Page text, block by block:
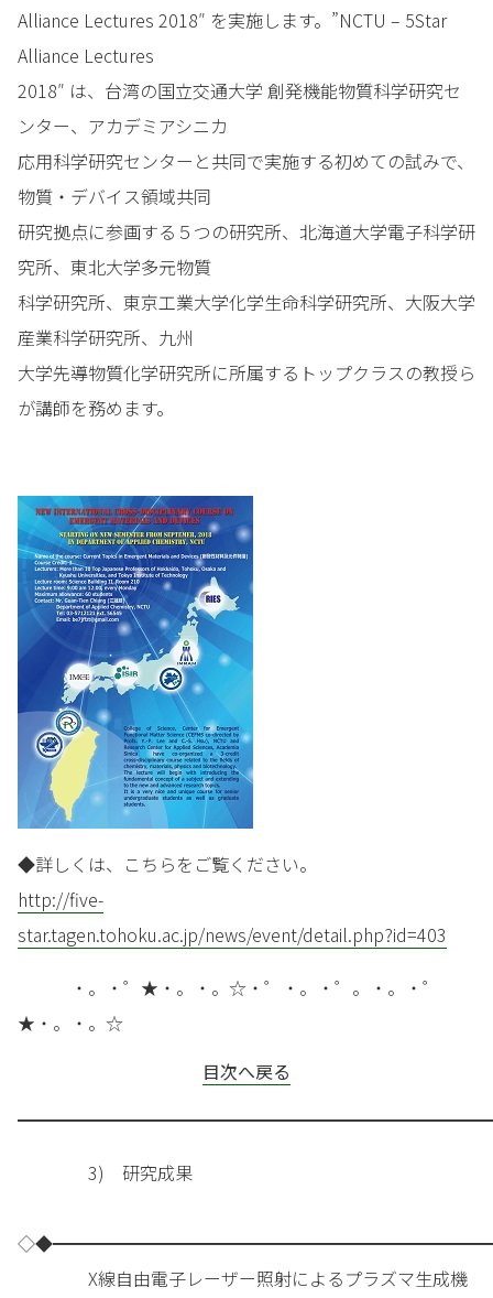
Alliance Lectures 2018″ を実施します。”NCTU – 5Star
Alliance Lectures
2018″ は、台湾の国立交通大学 創発機能物質科学研究セ
ンター、アカデミアシニカ
応用科学研究センターと共同で実施する初めての試みで、
物質・デバイス領域共同
研究拠点に参画する５つの研究所、北海道大学電子科学研
究所、東北大学多元物質
科学研究所、東京工業大学化学生命科学研究所、大阪大学
産業科学研究所、九州
大学先導物質化学研究所に所属するトップクラスの教授ら
が講師を務めます。
◆詳しくは、こちらをご覧ください。
http://five-
star.tagen.tohoku.ac.jp/news/event/detail.php?id=403
・。・゜★・。・。☆・゜・。・゜。・。・゜
★・。・。☆
目次へ戻る
3) 研究成果
X線自由電子レーザー照射によるプラズマ生成機